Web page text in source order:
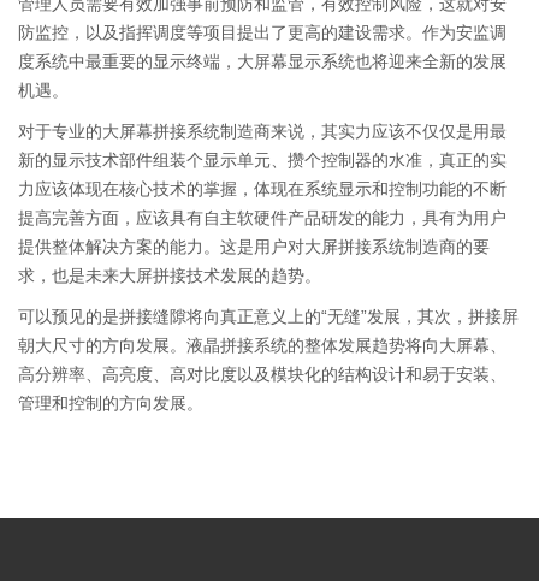
管理人员需要有效加强事前预防和监管，有效控制风险，这就对安
防监控，以及指挥调度等项目提出了更高的建设需求。作为安监调
度系统中最重要的显示终端，大屏幕显示系统也将迎来全新的发展
机遇。
对于专业的大屏幕拼接系统制造商来说，其实力应该不仅仅是用最
新的显示技术部件组装个显示单元、攒个控制器的水准，真正的实
力应该体现在核心技术的掌握，体现在系统显示和控制功能的不断
提高完善方面，应该具有自主软硬件产品研发的能力，具有为用户
提供整体解决方案的能力。这是用户对大屏拼接系统制造商的要
求，也是未来大屏拼接技术发展的趋势。
可以预见的是拼接缝隙将向真正意义上的“无缝”发展，其次，拼接屏
朝大尺寸的方向发展。液晶拼接系统的整体发展趋势将向大屏幕、
高分辨率、高亮度、高对比度以及模块化的结构设计和易于安装、
管理和控制的方向发展。